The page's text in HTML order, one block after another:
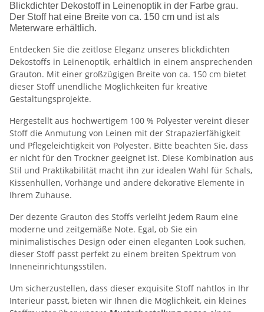
Blickdichter Dekostoff in Leinenoptik in der Farbe grau.
Der Stoff hat eine Breite von ca. 150 cm und ist als
Meterware erhältlich.
Entdecken Sie die zeitlose Eleganz unseres blickdichten
Dekostoffs in Leinenoptik, erhältlich in einem ansprechenden
Grauton. Mit einer großzügigen Breite von ca. 150 cm bietet
dieser Stoff unendliche Möglichkeiten für kreative
Gestaltungsprojekte.
Hergestellt aus hochwertigem 100 % Polyester vereint dieser
Stoff die Anmutung von Leinen mit der Strapazierfähigkeit
und Pflegeleichtigkeit von Polyester. Bitte beachten Sie, dass
er nicht für den Trockner geeignet ist. Diese Kombination aus
Stil und Praktikabilität macht ihn zur idealen Wahl für Schals,
Kissenhüllen, Vorhänge und andere dekorative Elemente in
Ihrem Zuhause.
Der dezente Grauton des Stoffs verleiht jedem Raum eine
moderne und zeitgemäße Note. Egal, ob Sie ein
minimalistisches Design oder einen eleganten Look suchen,
dieser Stoff passt perfekt zu einem breiten Spektrum von
Inneneinrichtungsstilen.
Um sicherzustellen, dass dieser exquisite Stoff nahtlos in Ihr
Interieur passt, bieten wir Ihnen die Möglichkeit, ein kleines